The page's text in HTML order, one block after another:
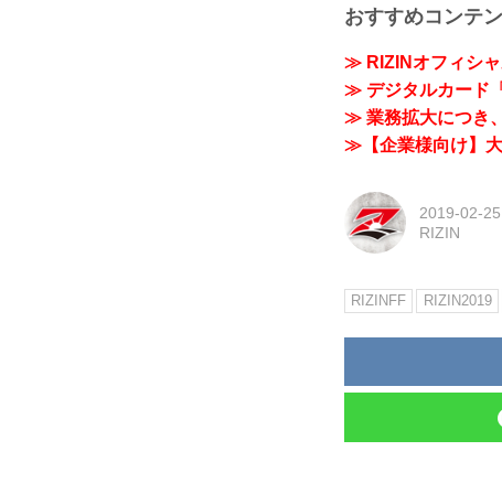
おすすめコンテ
≫ RIZINオフィシ
≫ デジタルカード
≫ 業務拡大につき
≫【企業様向け】
2019-02-25
RIZIN
RIZINFF RIZIN2019